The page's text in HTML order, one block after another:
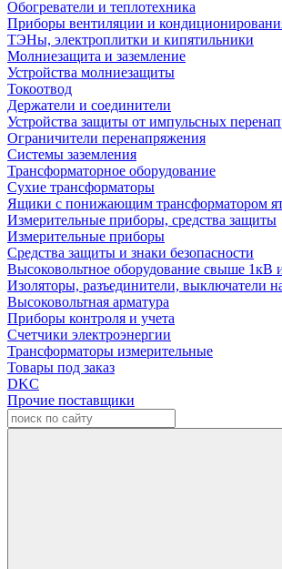
Обогреватели и теплотехника
Приборы вентиляции и
ТЭНы, электроплитки и кипятильники
Молниезащита и заземление
Устройства молниезащиты
Токоотвод
Держатели и соединители
Устройства защиты от импульсных
Ограничители перенапряжения
Системы заземления
Трансформаторное оборудование
Сухие трансформаторы
Ящики с понижающим трансформатором
Измерительные приборы, средства защиты
Измерительные приборы
Средства защиты и знаки безопасности
Высоковольтное оборудование свыше
Изоляторы, разъединители, выключатели
Высоковольтная арматура
Приборы контроля и учета
Счетчики электроэнергии
Трансформаторы измерительные
Товары под заказ
DKC
Прочие поставщики